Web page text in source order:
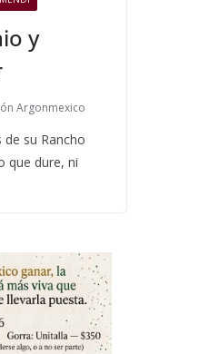
y
Argonmexico
su Rancho
que dure, ni